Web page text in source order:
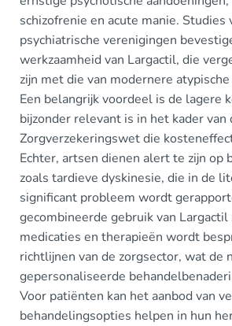
schizofrenie en acute manie. Studies
psychiatrische verenigingen
werkzaamheid van Largactil, die
zijn met die van modernere
Een belangrijk voordeel is de lagere
bijzonder relevant is in het kader van
Zorgverzekeringswet die
Echter, artsen dienen alert te zijn op
zoals tardieve dyskinesie, die in de
significant probleem wordt
gecombineerde gebruik van
medicaties en therapieën wordt
richtlijnen van de zorgsector, wat de
gepersonaliseerde
Voor patiënten kan het aanbod van
behandelingsopties helpen in hun